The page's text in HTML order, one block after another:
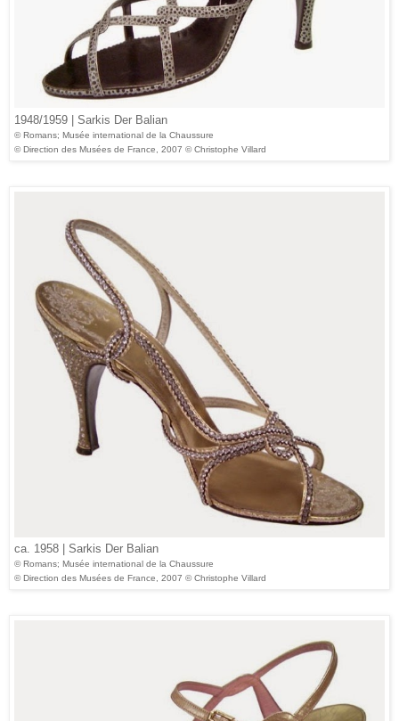
1948/1959 | Sarkis Der Balian
© Romans; Musée international de la Chaussure
© Direction des Musées de France, 2007 © Christophe Villard
ca. 1958 | Sarkis Der Balian
© Romans; Musée international de la Chaussure
© Direction des Musées de France, 2007 © Christophe Villard